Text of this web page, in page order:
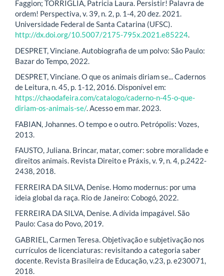
Faggion; TORRIGLIA, Patricia Laura. Persistir! Palavra de
ordem! Perspectiva, v. 39, n. 2, p. 1-4, 20 dez. 2021.
Universidade Federal de Santa Catarina (UFSC).
http://dx.doi.org/10.5007/2175-795x.2021.e85224.
DESPRET, Vinciane. Autobiografia de um polvo: São Paulo:
Bazar do Tempo, 2022.
DESPRET, Vinciane. O que os animais diriam se... Cadernos
de Leitura, n. 45, p. 1-12, 2016. Disponível em:
https://chaodafeira.com/catalogo/caderno-n-45-o-que-
diriam-os-animais-se/. Acesso em mar. 2023.
FABIAN, Johannes. O tempo e o outro. Petrópolis: Vozes,
2013.
FAUSTO, Juliana. Brincar, matar, comer: sobre moralidade e
direitos animais. Revista Direito e Práxis, v. 9, n. 4, p.2422-
2438, 2018.
FERREIRA DA SILVA, Denise. Homo modernus: por uma
ideia global da raça. Rio de Janeiro: Cobogó, 2022.
FERREIRA DA SILVA, Denise. A dívida impagável. São
Paulo: Casa do Povo, 2019.
GABRIEL, Carmen Teresa. Objetivação e subjetivação nos
currículos de licenciaturas: revisitando a categoria saber
docente. Revista Brasileira de Educação, v.23, p. e230071,
2018.